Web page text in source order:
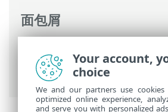
面包屑
ESET PROTECT>ESET
通知>管理通知> 托管计算
Your account,
choice
We and our partners use
optimized online experience,
and serve you with personalized